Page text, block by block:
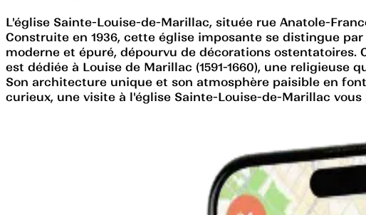
L'église Sainte-Louise-de-Marillac, située rue Anatole-
Construite en 1936, cette église imposante se distingue
moderne et épuré, dépourvu de décorations
est dédiée à Louise de Marillac (1591-1660), une
Son architecture unique et son atmosphère paisible en
curieux, une visite à l'église Sainte-Louise-de-Marillac